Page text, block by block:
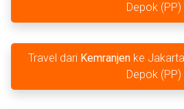
Depok (PP)
Travel dari Kemranjen ke
Depok (PP)